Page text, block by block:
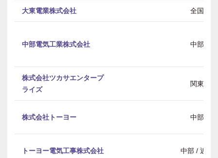
大東電業株式会社 全国
中部電気工業株式会社 中部
株式会社ツカサエンタープ
ライズ
関東
株式会社トーヨー 中部
トーヨー電気工事株式会社 中部 / 近畿